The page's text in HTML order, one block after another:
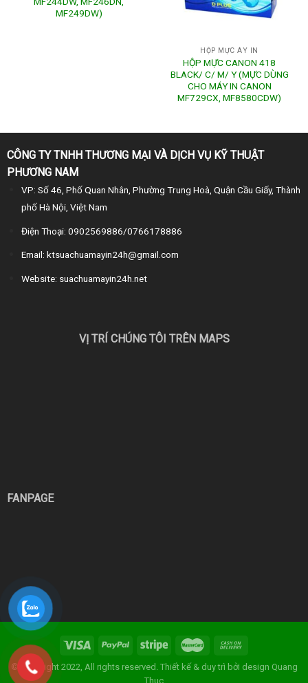
MF249DW)
HỘP MỰC ÁY IN
HỘP MỰC CANON 418
BLACK/ C/ M/ Y (MỰC DÙNG
CHO MÁY IN CANON
MF729CX, MF8580CDW)
CÔNG TY TNHH THƯƠNG MẠI VÀ DỊCH VỤ KỸ THUẬT
PHƯƠNG NAM
VP: Số 46, Phố Quan Nhân, Phường Trung Hoà, Quận Cầu Giấy, Thành
phố Hà Nội, Việt Nam
Điện Thoại: 0902569886/0766178886
Email: ktsuachuamayin24h@gmail.com
Website: suachuamayin24h.net
VỊ TRÍ CHÚNG TÔI TRÊN MAPS
FANPAGE
© Copyright 2022, All rights reserved. Thiết kế & duy trì bởi design Quang
Thuc